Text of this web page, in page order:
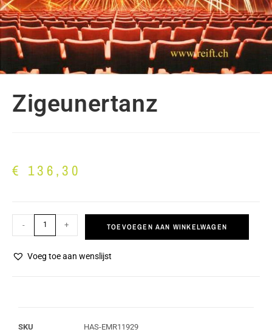
Zigeunertanz
€ 136,30
- + TOEVOEGEN AAN WINKELWAGEN
Voeg toe aan wenslijst
SKU HAS-EMR11929